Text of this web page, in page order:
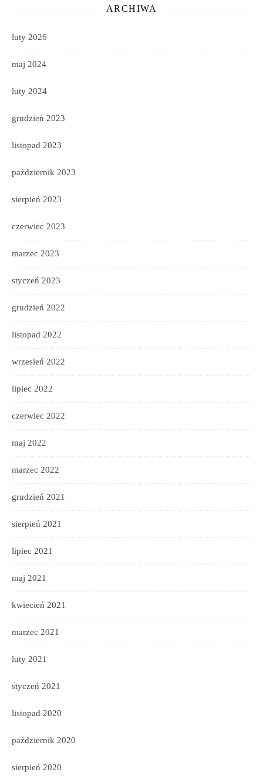
ARCHIWA
luty 2026
maj 2024
luty 2024
grudzień 2023
listopad 2023
październik 2023
sierpień 2023
czerwiec 2023
marzec 2023
styczeń 2023
grudzień 2022
listopad 2022
wrzesień 2022
lipiec 2022
czerwiec 2022
maj 2022
marzec 2022
grudzień 2021
sierpień 2021
lipiec 2021
maj 2021
kwiecień 2021
marzec 2021
luty 2021
styczeń 2021
listopad 2020
październik 2020
sierpień 2020